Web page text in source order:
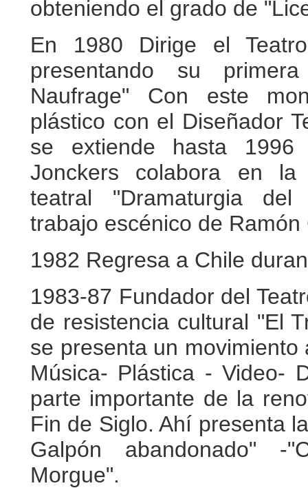
obteniendo el grado de
En 1980 Dirige el
presentando su
Naufrage" Con este
plástico con el Diseñador
se extiende hasta
Jonckers colabora en la
teatral "Dramaturgia
trabajo escénico de Ramón
1982 Regresa a Chile
1983-87 Fundador del
de resistencia cultural "El
se presenta un
Música- Plástica - Video-
parte importante de la
Fin de Siglo. Ahí presenta
Galpón abandonado" -
Morgue".